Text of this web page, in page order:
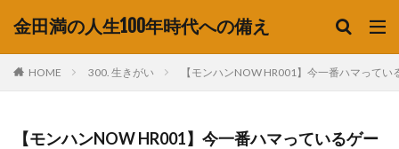
金田満の人生100年時代への備え
HOME 300. 生きがい 【モンハンNOW HR001】今一番ハマってい
【モンハンNOW HR001】今一番ハマっているゲー